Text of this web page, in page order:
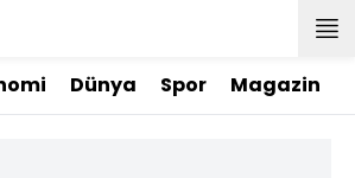
Dünya Spor Magazin